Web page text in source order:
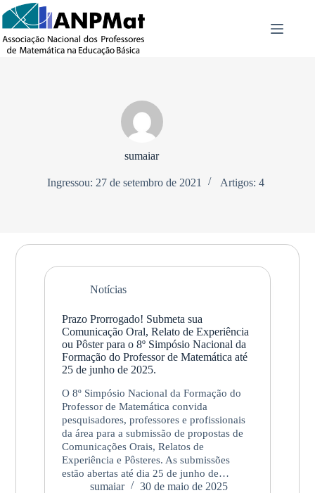
Pular
para
o
conteúdo
sumaiar
Ingressou: 27 de setembro de 2021 Artigos: 4
Notícias
Prazo Prorrogado! Submeta sua
Comunicação Oral, Relato de Experiência
ou Pôster para o 8º Simpósio Nacional da
Formação do Professor de Matemática até
25 de junho de 2025.
O 8º Simpósio Nacional da Formação do
Professor de Matemática convida
pesquisadores, professores e profissionais
da área para a submissão de propostas de
Comunicações Orais, Relatos de
Experiência e Pôsteres. As submissões
estão abertas até dia 25 de junho de…
sumaiar 30 de maio de 2025